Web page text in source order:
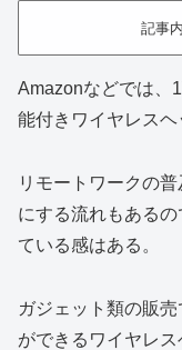
記事
Amazonなどでは、
能付きワイヤレスヘ
リモートワークの
にする流れもある
ている感はある。
ガジェット類の販
ができるワイヤレス